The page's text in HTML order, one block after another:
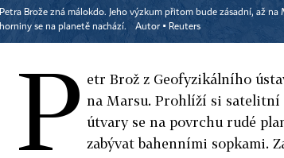
Petra Brože zná málokdo. Jeho výzkum přitom bude zásadní, až
horniny se na planetě nachází.
Autor ▪ Reuters
P etr Brož z Geofyzikálního
na Marsu. Prohlíží si satelitní
útvary se na povrchu rudé
zabývat bahenními sopkami.